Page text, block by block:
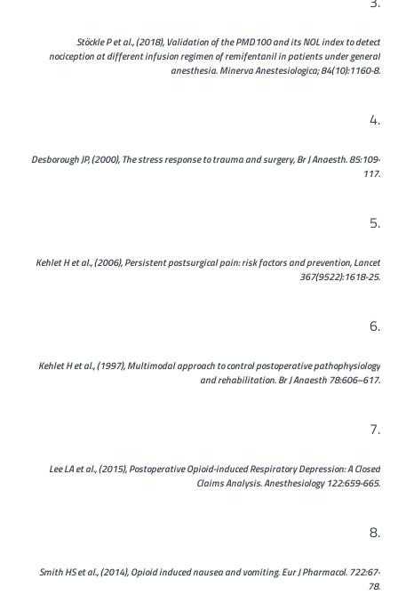
Stöckle P et al., (2018), Validation of the PMD100 and its NOL index to detect
nociception at different infusion regimen of remifentanil in patients under general
anesthesia. Minerva Anestesiologica; 84(10):1160-8.
Desborough JP, (2000), The stress response to trauma and surgery, Br J Anaesth. 85:109-
117.
Kehlet H et al., (2006), Persistent postsurgical pain: risk factors and prevention, Lancet
367(9522):1618-25.
Kehlet H et al., (1997), Multimodal approach to control postoperative pathophysiology
and rehabilitation. Br J Anaesth 78:606–617.
Lee LA et al., (2015), Postoperative Opioid-induced Respiratory Depression: A Closed
Claims Analysis. Anesthesiology 122:659-665.
Smith HS et al., (2014), Opioid induced nausea and vomiting. Eur J Pharmacol. 722:67-
78.